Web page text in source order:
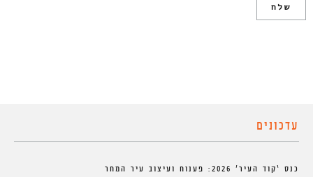
עדכונים
כנס ‘קוד העיר’ 2026: פענוח ועיצוב עיר המחר